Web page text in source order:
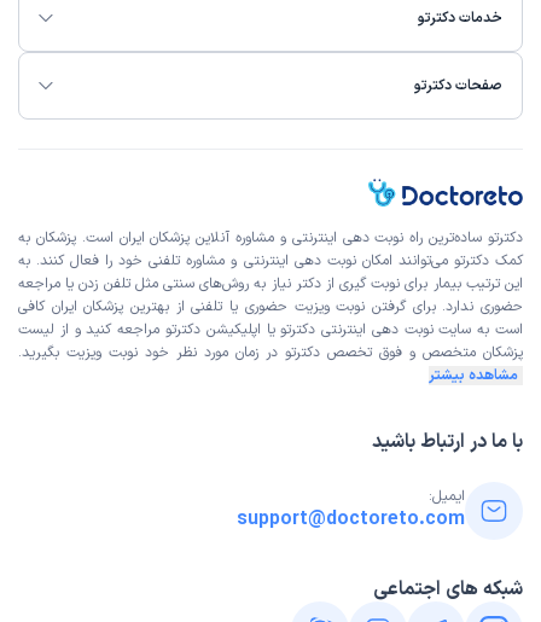
خدمات دکترتو
صفحات دکترتو
دکترتو ساده‌ترین راه نوبت‌ دهی اینترنتی و مشاوره آنلاین پزشکان ایران است. پزشکان به
کمک دکترتو می‌توانند امکان نوبت دهی اینترنتی و مشاوره تلفنی خود را فعال کنند. به
این ترتیب بیمار برای نوبت گیری از دکتر نیاز به روش‌های سنتی مثل تلفن زدن یا مراجعه
حضوری ندارد. برای گرفتن نوبت ویزیت حضوری یا تلفنی از بهترین پزشکان ایران کافی
است به سایت نوبت دهی اینترنتی دکترتو یا اپلیکیشن دکترتو مراجعه کنید و از لیست
پزشکان متخصص و فوق تخصص دکترتو در زمان مورد نظر خود نوبت ویزیت بگیرید.
مشاهده بیشتر
با ما در ارتباط باشید
ایمیل:
support@doctoreto.com
شبکه های اجتماعی